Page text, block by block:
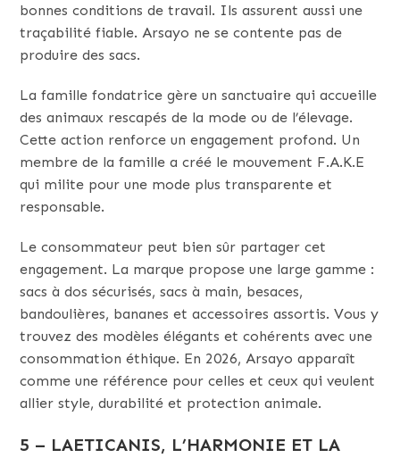
bonnes conditions de travail. Ils assurent aussi une
traçabilité fiable. Arsayo ne se contente pas de
produire des sacs.
La famille fondatrice gère un sanctuaire qui accueille
des animaux rescapés de la mode ou de l’élevage.
Cette action renforce un engagement profond. Un
membre de la famille a créé le mouvement F.A.K.E
qui milite pour une mode plus transparente et
responsable.
Le consommateur peut bien sûr partager cet
engagement. La marque propose une large gamme :
sacs à dos sécurisés, sacs à main, besaces,
bandoulières, bananes et accessoires assortis. Vous y
trouvez des modèles élégants et cohérents avec une
consommation éthique. En 2026, Arsayo apparaît
comme une référence pour celles et ceux qui veulent
allier style, durabilité et protection animale.
5 – LAETICANIS, L’HARMONIE ET LA